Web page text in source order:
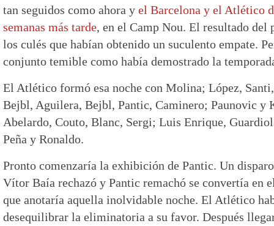
tan seguidos como ahora y el Barcelona y el Atlético
semanas más tarde, en el Camp Nou. El resultado del
los culés que habían obtenido un suculento empate.
conjunto temible como había demostrado la
El Atlético formó esa noche con Molina; López,
Bejbl, Aguilera, Bejbl, Pantic, Caminero; Paunovic
Abelardo, Couto, Blanc, Sergi; Luis Enrique,
Peña y Ronaldo.
Pronto comenzaría la exhibición de Pantic. Un
Vítor Baía rechazó y Pantic remachó se convertía en
que anotaría aquella inolvidable noche. El Atlético
desequilibrar la eliminatoria a su favor. Después